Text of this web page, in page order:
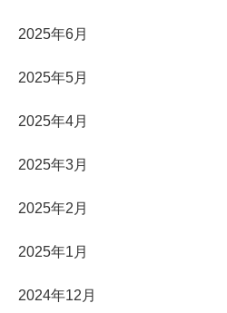
2025年6月
2025年5月
2025年4月
2025年3月
2025年2月
2025年1月
2024年12月